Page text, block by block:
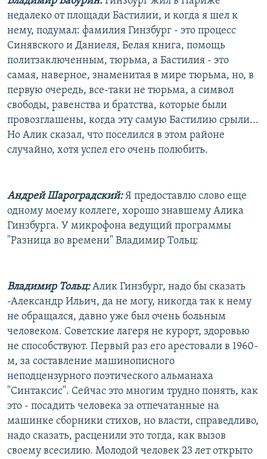
недалеко от площади Бастилии, и когда я шел к
нему, подумал: фамилия Гинзбург - это процесс
Синявского и Даниеля, Белая книга, помощь
политзаключенным, тюрьма, а Бастилия - это
самая, наверное, знаменитая в мире тюрьма, но, в
первую очередь, все-таки не тюрьма, а символ
свободы, равенства и братства, которые были
провозглашены, когда эту самую Бастилию срыли...
Но Алик сказал, что поселился в этом районе
случайно, хотя успел его очень полюбить.
Андрей Шароградский:Я предоставлю слово еще
одному моему коллеге, хорошо знавшему Алика
Гинзбурга. У микрофона ведущий программы
"Разница во времени" Владимир Тольц:
Владимир Тольц:Алик Гинзбург, надо бы сказать
-Александр Ильич, да не могу, никогда так к нему
не обращался, давно уже был очень больным
человеком. Советские лагеря не курорт, здоровью
не способствуют. Первый раз его арестовали в 1960-
м, за составление машинописного
неподцензурного поэтического альманаха
"Синтаксис". Сейчас это многим трудно понять, как
это - посадить человека за отпечатанные на
машинке сборники стихов, но власти, справедливо,
надо сказать, расценили это тогда, как вызов
своему всесилию. Молодой человек 23 лет открыто